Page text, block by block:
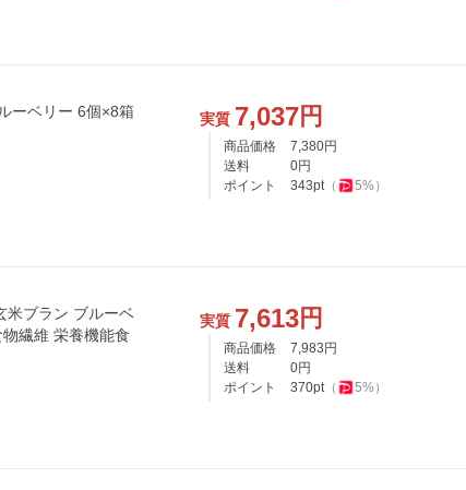
ーベリー 6個×8箱
実質 7,037円
商品価格 7,380円
送料
0円
ポイント
343pt（ 5%）
米ブラン ブルーベ
繊維 栄養機能食
実質 7,613円
商品価格 7,983 円
送料
0円
ポイント
370pt（ 5%）